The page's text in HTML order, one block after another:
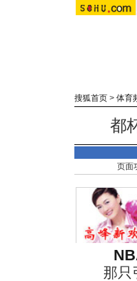
搜狐首页 > 体育
都
页面
那只引